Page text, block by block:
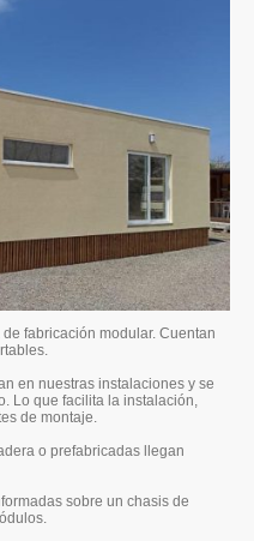
fabricación modular. Cuentan
en nuestras instalaciones y se
Lo que facilita la instalación,
de montaje.
o prefabricadas llegan
sobre un chasis de